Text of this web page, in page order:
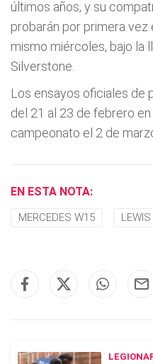
últimos años, y su
probarán por primera
mismo miércoles, bajo la
Silverstone.
Los ensayos oficiales de
del 21 al 23 de febrero en
campeonato el 2 de
EN ESTA NOTA:
MERCEDES W15